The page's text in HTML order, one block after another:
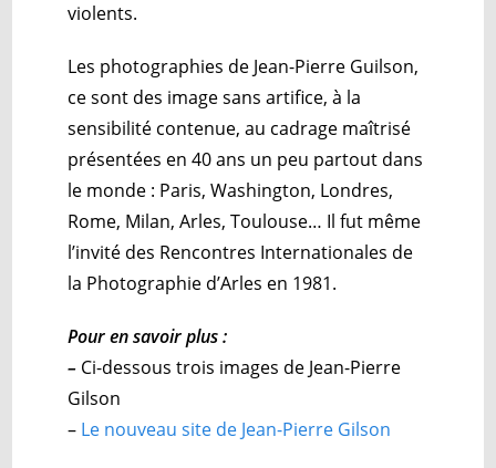
violents.
Les photographies de Jean-Pierre Guilson,
ce sont des image sans artifice, à la
sensibilité contenue, au cadrage maîtrisé
présentées en 40 ans un peu partout dans
le monde : Paris, Washington, Londres,
Rome, Milan, Arles, Toulouse… Il fut même
l’invité des Rencontres Internationales de
la Photographie d’Arles en 1981.
Pour en savoir plus :
– Ci-dessous trois images de Jean-Pierre
Gilson
– Le nouveau site de Jean-Pierre Gilson